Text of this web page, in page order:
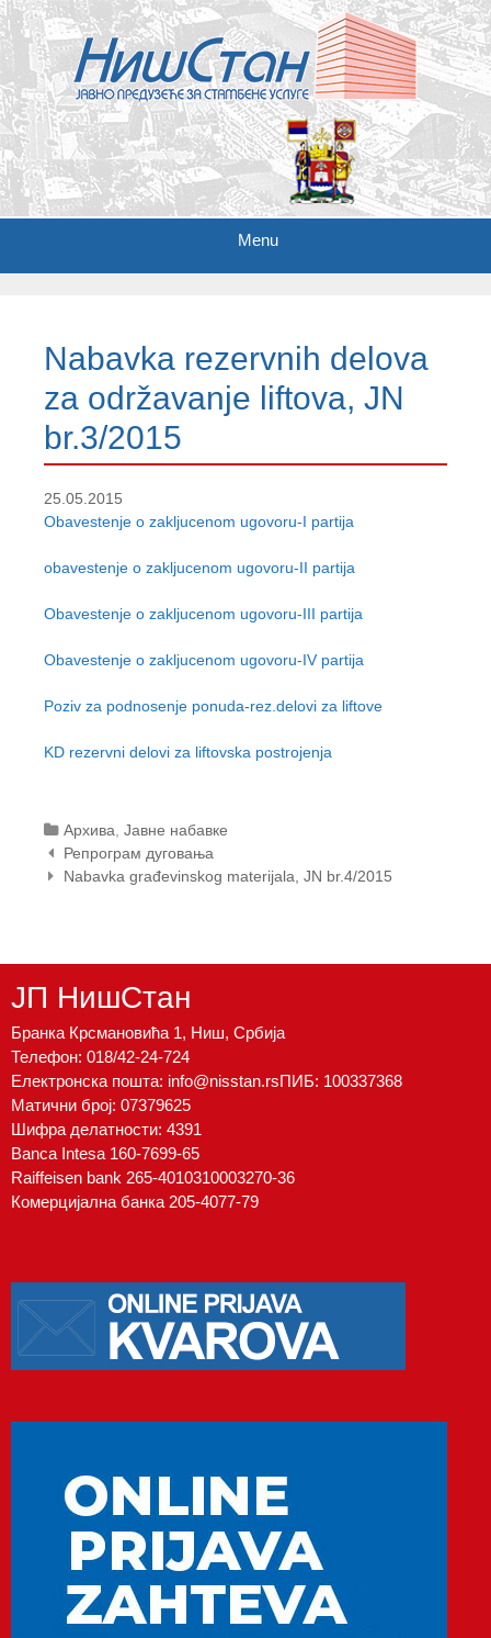
Menu
Nabavka rezervnih delova
za održavanje liftova, JN
br.3/2015
25.05.2015
Obavestenje o zakljucenom ugovoru-I partija
obavestenje o zakljucenom ugovoru-II partija
Obavestenje o zakljucenom ugovoru-III partija
Obavestenje o zakljucenom ugovoru-IV partija
Poziv za podnosenje ponuda-rez.delovi za liftove
KD rezervni delovi za liftovska postrojenja
Categories
Архива Јавне набавке
Post
navigation
Репрограм дуговања
Nabavka građevinskog materijala, JN br.4/2015
ЈП НишСтан
Бранка Крсмановића 1, Ниш, Србија
Телефон: 018/42-24-724
Електронска пошта: info@nisstan.rsПИБ: 100337368
Матични број: 07379625
Шифра делатности: 4391
Banca Intesa 160-7699-65
Raiffeisen bank 265-4010310003270-36
Комерцијална банка 205-4077-79